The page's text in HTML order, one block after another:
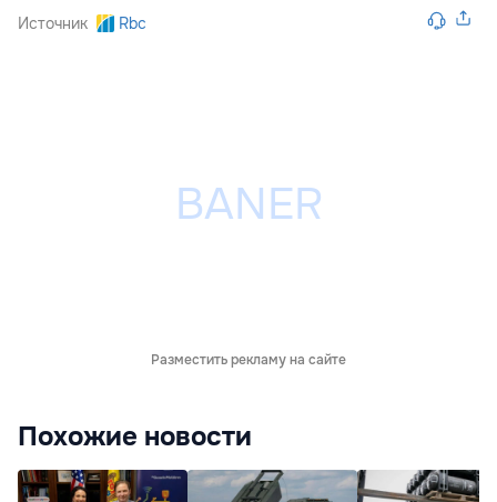
Источник Rbc
Разместить рекламу на сайте
Похожие новости